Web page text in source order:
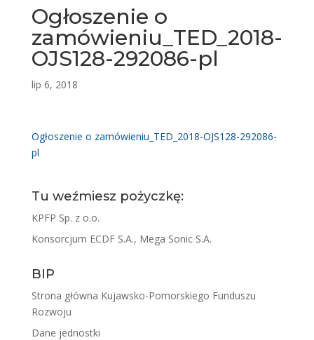
Ogłoszenie o
zamówieniu_TED_2018-
OJS128-292086-pl
lip 6, 2018
Ogłoszenie o zamówieniu_TED_2018-OJS128-292086-
pl
Tu weźmiesz pożyczkę:
KPFP Sp. z o.o.
Konsorcjum ECDF S.A., Mega Sonic S.A.
BIP
Strona główna Kujawsko-Pomorskiego Funduszu
Rozwoju
Dane jednostki